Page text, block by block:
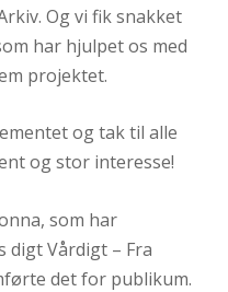
Og vi fik snakket
har hjulpet os med
projektet.
og tak til alle
og stor interesse!
som har
digt Vårdigt – Fra
det for publikum.